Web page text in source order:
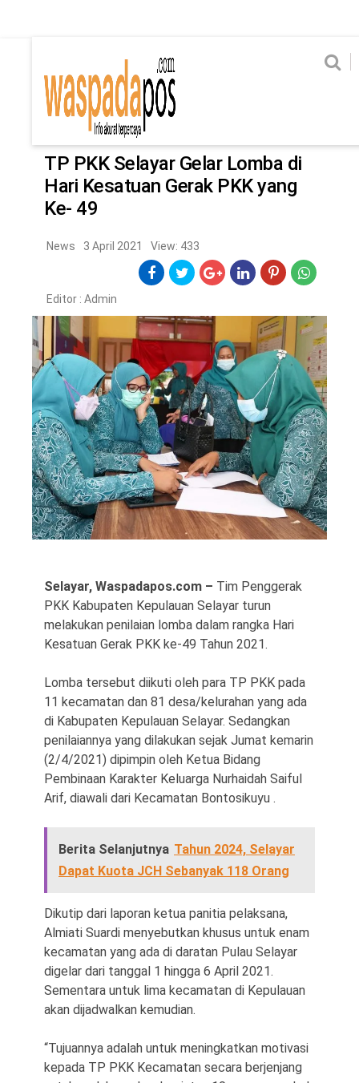
Home News
Ekonomi Hukum & Kriminal
Politik Metro
Hiburan Pendidikan
Edukasi
Copyright
2026
Waspada
Home News Ekonomi Hukum & Kriminal
News
TP PKK Selayar Gelar Lomba di
Hari Kesatuan Gerak PKK yang
Ke- 49
News 3 April 2021 View: 433
Editor : Admin
Selayar, Waspadapos.com – Tim Penggerak
PKK Kabupaten Kepulauan Selayar turun
melakukan penilaian lomba dalam rangka Hari
Kesatuan Gerak PKK ke-49 Tahun 2021.
Lomba tersebut diikuti oleh para TP PKK pada
11 kecamatan dan 81 desa/kelurahan yang ada
di Kabupaten Kepulauan Selayar. Sedangkan
penilaiannya yang dilakukan sejak Jumat kemarin
(2/4/2021) dipimpin oleh Ketua Bidang
Pembinaan Karakter Keluarga Nurhaidah Saiful
Arif, diawali dari Kecamatan Bontosikuyu .
Berita Selanjutnya Tahun 2024, Selayar
Dapat Kuota JCH Sebanyak 118 Orang
Dikutip dari laporan ketua panitia pelaksana,
Almiati Suardi menyebutkan khusus untuk enam
kecamatan yang ada di daratan Pulau Selayar
digelar dari tanggal 1 hingga 6 April 2021.
Sementara untuk lima kecamatan di Kepulauan
akan dijadwalkan kemudian.
“Tujuannya adalah untuk meningkatkan motivasi
kepada TP PKK Kecamatan secara berjenjang